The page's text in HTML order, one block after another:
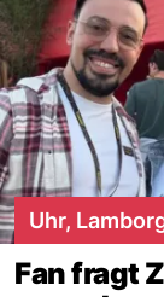
Uhr,
Fan fragt